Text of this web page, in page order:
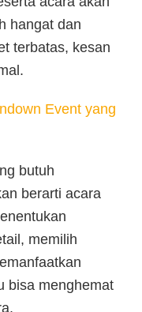
hangat dan
terbatas, kesan
Event yang
butuh
berarti acara
memilih
bisa menghemat